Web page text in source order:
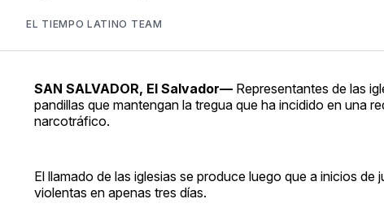
EL TIEMPO LATINO TEAM
SAN SALVADOR, El Salvador— Representantes de las
pandillas que mantengan la tregua que ha incidido en una
narcotráfico.
El llamado de las iglesias se produce luego que a inicios
violentas en apenas tres días.